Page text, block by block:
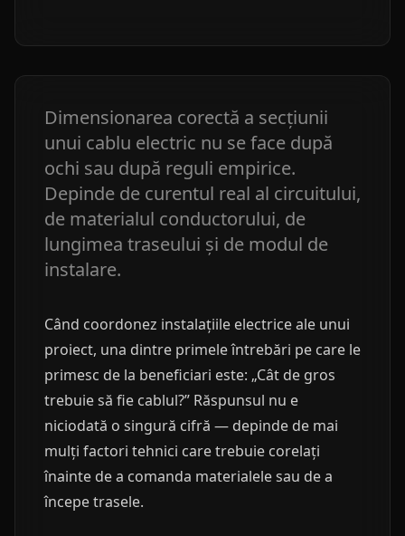
Dimensionarea corectă a secțiunii
unui cablu electric nu se face după
ochi sau după reguli empirice.
Depinde de curentul real al circuitului,
de materialul conductorului, de
lungimea traseului și de modul de
instalare.
Când coordonez instalațiile electrice ale unui
proiect, una dintre primele întrebări pe care le
primesc de la beneficiari este: „Cât de gros
trebuie să fie cablul?” Răspunsul nu e
niciodată o singură cifră — depinde de mai
mulți factori tehnici care trebuie corelați
înainte de a comanda materialele sau de a
începe trasele.